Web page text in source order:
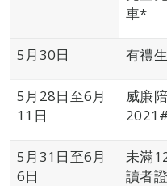
車*
5月30日 有禮
5月28日至6月
11日
威廉
2021#
5月31日至6月
6日
未滿
讀者